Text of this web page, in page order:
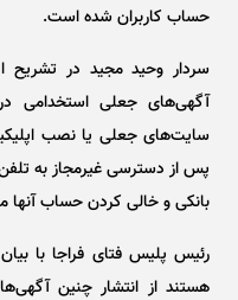
حساب کاربران شده است.
سردار وحید مجید در تشریح
آگهی‌های جعلی استخدامی در
سایت‌های جعلی یا نصب
پس از دسترسی غیرمجاز به تلفن
بانکی و خالی کردن حساب آنها
رئیس پلیس فتای فراجا با
هستند از انتشار چنین